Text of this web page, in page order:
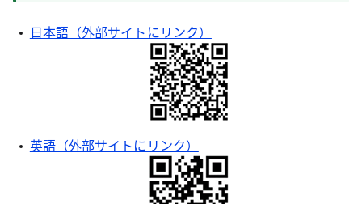
日本語（外部サイトにリンク）
英語（外部サイトにリンク）